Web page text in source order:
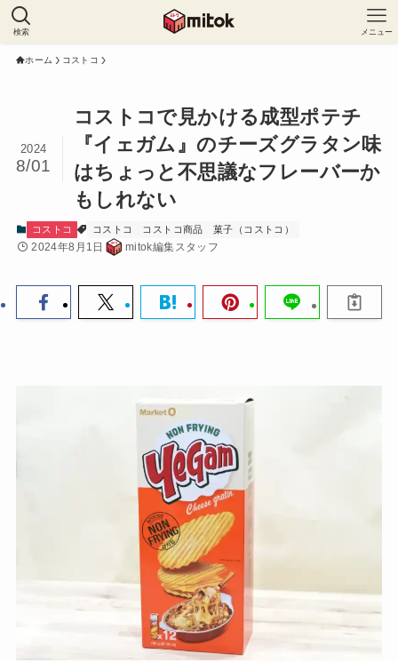
検索 メニュー
ホーム コストコ
コストコで見かける成型ポテチ
『イェガム』のチーズグラタン味
はちょっと不思議なフレーバーか
もしれない
2024
8/01
コストコ コストコ コストコ商品 菓子（コストコ）
2024年8月1日 mitok編集スタッフ